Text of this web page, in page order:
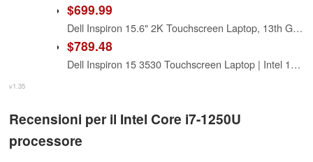
$699.99
Dell Inspiron 15.6" 2K Touchscreen Laptop, 13th Gen Intel Core i5 (Beat i7-1250U), 12GB RAM, 256GB SSD, USB-C, Windows 11, w/o Mouse, Business & Study
$789.48
Dell Inspiron 15 3530 Touchscreen Laptop | Intel 10-Core i5-1334U (Beat i7-1250U) | 15.6" FHD Anti-Glare | 32GB RAM | 1TB PCIe SSD | WiFi-6 | Win11 | Ethernet RJ-45 | Long Battery Life | w/WOWPC USB
v1.35
Recensioni per il Intel Core i7-1250U
processore